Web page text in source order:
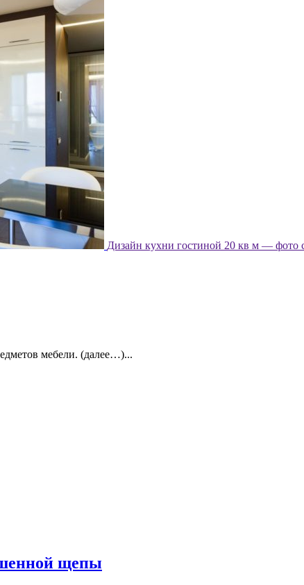
Дизайн кухни гостиной 20 кв м — фото
мебели. (далее…)...
щепы